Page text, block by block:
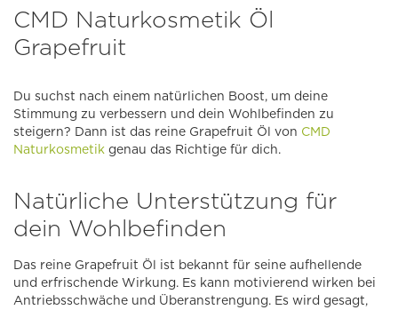
CMD Naturkosmetik Öl
Grapefruit
Du suchst nach einem natürlichen Boost, um deine
Stimmung zu verbessern und dein Wohlbefinden zu
steigern? Dann ist das reine Grapefruit Öl von CMD
Naturkosmetik genau das Richtige für dich.
Natürliche Unterstützung für
dein Wohlbefinden
Das reine Grapefruit Öl ist bekannt für seine aufhellende
und erfrischende Wirkung. Es kann motivierend wirken bei
Antriebsschwäche und Überanstrengung. Es wird gesagt,